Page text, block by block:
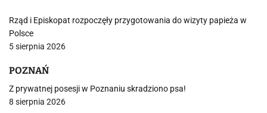
Rząd i Episkopat rozpoczęły przygotowania do wizyty papieża w
Polsce
5 sierpnia 2026
POZNAŃ
Z prywatnej posesji w Poznaniu skradziono psa!
8 sierpnia 2026